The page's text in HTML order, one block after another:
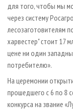
для того, чтобы мы
через систему
лесозаготовителям
харвестер" стоит 17
цене ни один
потребителю».
На церемонии
прошедшего с 6 по 8
конкурса на звание